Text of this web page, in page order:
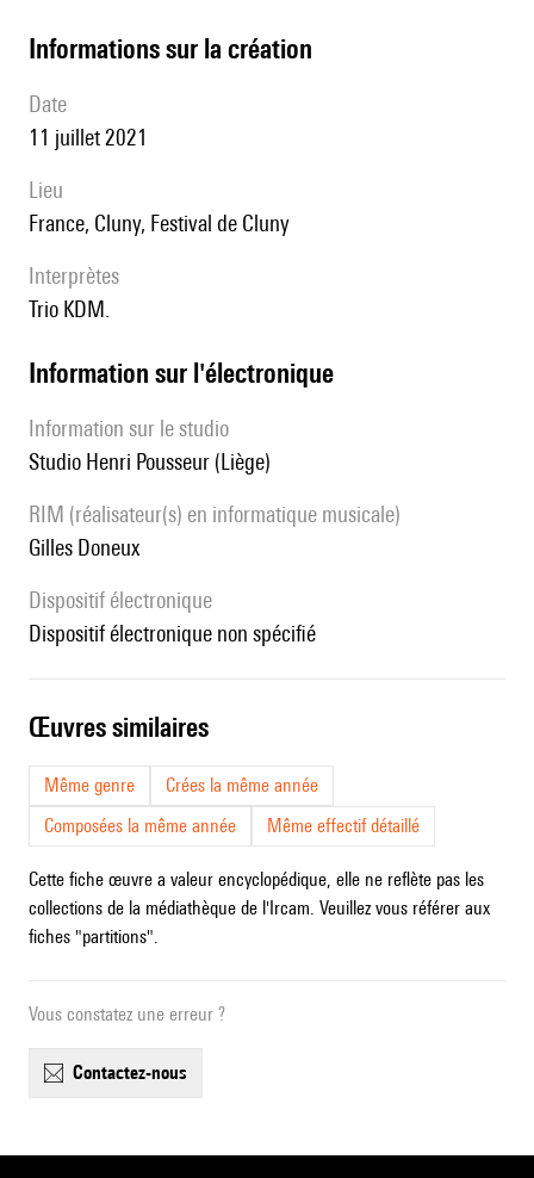
informations sur la création
date
11 juillet 2021
lieu
France, Cluny, Festival de Cluny
interprètes
Trio KDM.
Information sur l'électronique
Information sur le studio
Studio Henri Pousseur (Liège)
RIM (réalisateur(s) en informatique musicale)
Gilles Doneux
Dispositif électronique
dispositif électronique non spécifié
œuvres similaires
Même genre
Crées la même année
Composées la même année
Même effectif détaillé
Cette fiche œuvre a valeur encyclopédique, elle ne reflète pas les
collections de la médiathèque de l'Ircam. Veuillez vous référer aux
fiches "partitions".
Vous constatez une erreur ?
contactez-nous